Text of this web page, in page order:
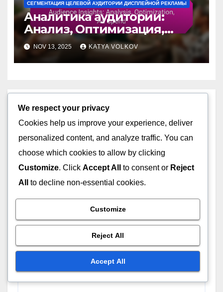
СЕГМЕНТАЦИЯ ЦЕЛЕВОЙ АУДИТОРИИ ДИСПЛЕЙНОЙ РЕКЛАМЫ
Аналитика аудитории:
Анализ, Оптимизация,
Рекламные расходы
NOV 13, 2025 KATYA VOLKOV
Leave a Reply
Your email address will not be published.
Required
fields are marked
*
Comment*
We respect your privacy
Cookies help us improve your experience, deliver
personalized content, and analyze traffic. You can
choose which cookies to allow by clicking
Customize. Click Accept All to consent or Reject
All
to decline non-essential cookies.
Customize
Reject All
Accept All